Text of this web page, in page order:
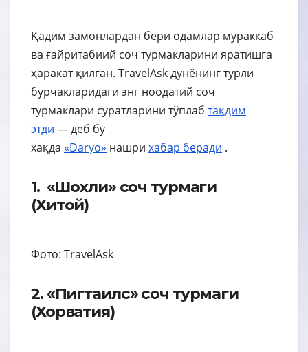
Қадим замонлардан бери одамлар мураккаб
ва ғайритабиий соч турмакларини яратишга
ҳаракат қилган. TravelAsk дунёнинг турли
бурчакларидаги энг ноодатий соч
турмаклари суратларини тўплаб тақдим
этди — деб бу
хақда «Daryo» нашри хабар беради .
1. «Шохли» соч турмаги
(Хитой)
Фото: TravelAsk
2. «Пигтаилс» соч турмаги
(Хорватия)